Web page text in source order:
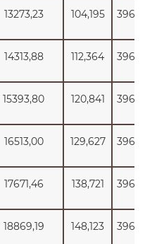
13273,23 104,195
14313,88 112,364
15393,80 120,841
16513,00 129,627
17671,46 138,721
18869,19 148,123